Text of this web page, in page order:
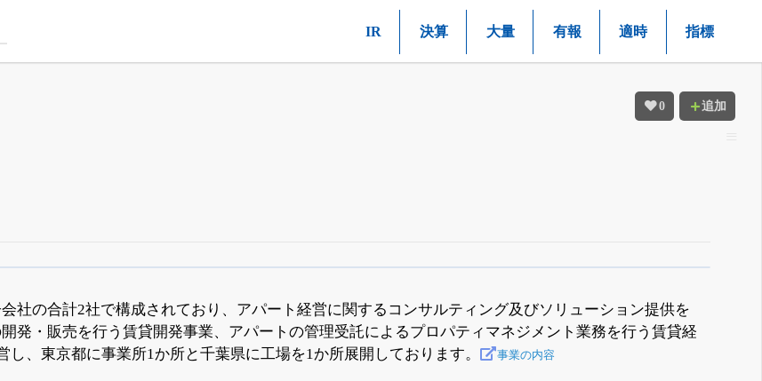
IR 決算 大量 有報 適時 指標
0 追加
をはじめる
米株版の先行利用も付きます
社の合計2社で構成されており、アパート経営に関するコンサルティング及びソリューション提供を
発・販売を行う賃貸開発事業、アパートの管理受託によるプロパティマネジメント業務を行う賃貸経
し、東京都に事業所1か所と千葉県に工場を1か所展開しております。
事業の内容